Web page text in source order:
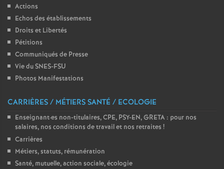
o
Actions
Echos des établissements
Droits et Libertés
Pétitions
Communiqués de Presse
Vie du SNES-FSU
Photos Manifestations
CARRIÈRES / MÉTIERS SANTÉ / ECOLOGIE
Enseignant·es non-titulaires, CPE, PSY-EN, GRETA : pour nos
salaires, nos conditions de travail et nos retraites !
Carrières
Métiers, statuts, rémunération
Santé, mutuelle, action sociale, écologie